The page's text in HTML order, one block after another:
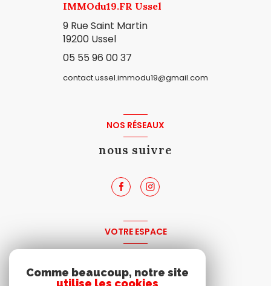
IMMOdu19.FR Ussel
9 Rue Saint Martin
19200 Ussel
05 55 96 00 37
contact.ussel.immodu19@gmail.com
NOS RÉSEAUX
nous suivre
VOTRE ESPACE
Comme beaucoup, notre site
utilise les cookies